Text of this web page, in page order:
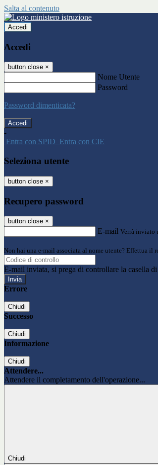
Salta al contenuto
Accedi
Accedi
button close ×
Nome Utente
Password
Password dimenticata?
-
Entra con SPID Entra con CIE
Seleziona utente
button close ×
Recupero password
button close ×
E-mail Verrà inviato
Non hai una e-mail associata al nome utente? Effettua il
E-mail inviata, si prega di controllare la casella
Errore
Chiudi
Successo
Chiudi
Informazione
Chiudi
Attendere...
Attendere il completamento dell'operazione...
Chiudi